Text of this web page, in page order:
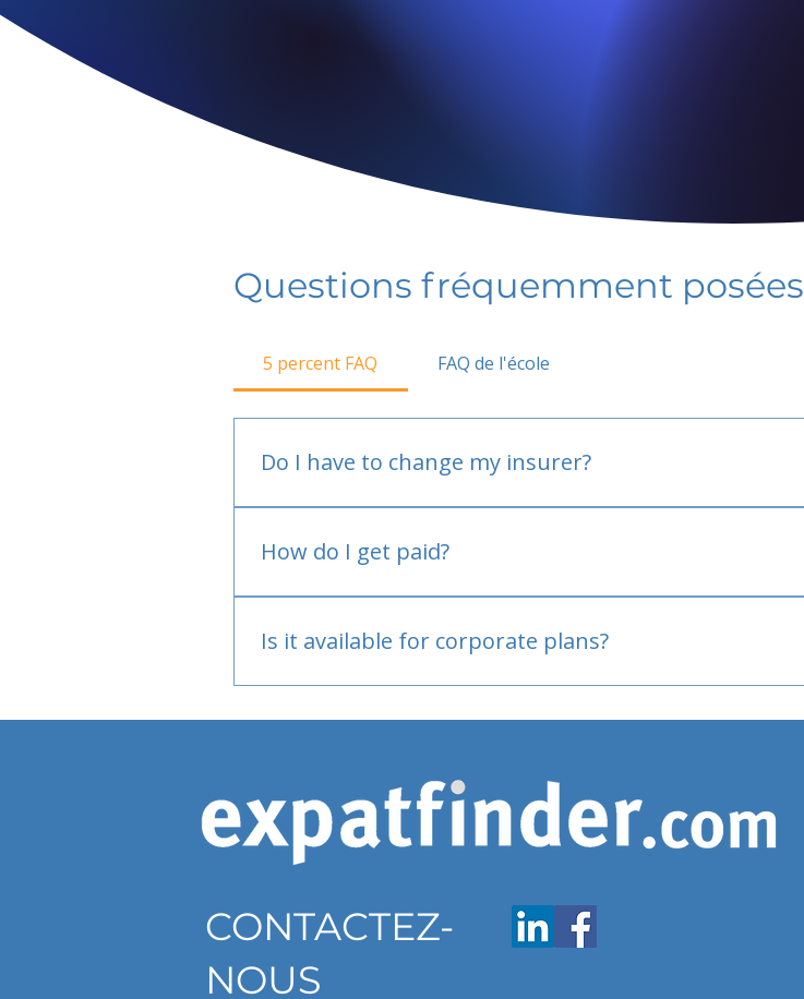
Questions fréquemment posées
5 percent FAQ FAQ de l'école
Do I have to change my insurer?
How do I get paid?
Is it available for corporate plans?
CONTACTEZ-
NOUS